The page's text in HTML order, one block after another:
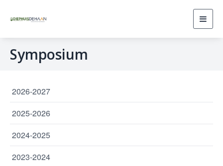
Symposium
2026-2027
2025-2026
2024-2025
2023-2024